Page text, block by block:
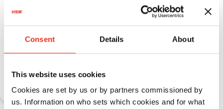
Consent Details About
This website uses cookies
Cookies are set by us or by partners commissioned by
us. Information on who sets which cookies and for what
Combinazione di frantumatori e
HSM CP 4988